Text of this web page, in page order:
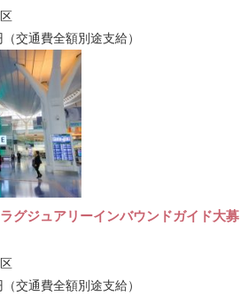
（交通費全額別途支給）
グジュアリーインバウンドガイド大募
（交通費全額別途支給）